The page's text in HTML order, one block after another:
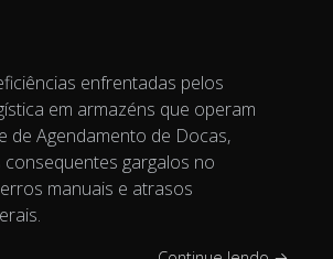
enfrentadas pelos
em armazéns que operam
de Agendamento de Docas,
gargalos no
manuais e atrasos